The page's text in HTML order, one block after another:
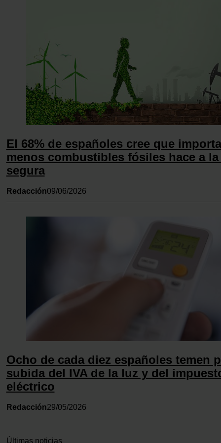
El 68% de españoles cree que
menos combustibles fósiles hace a la
segura
Redacción09/06/2026
Ocho de cada diez españoles temen
subida del IVA de la luz y del
eléctrico
Redacción29/05/2026
Últimas noticias